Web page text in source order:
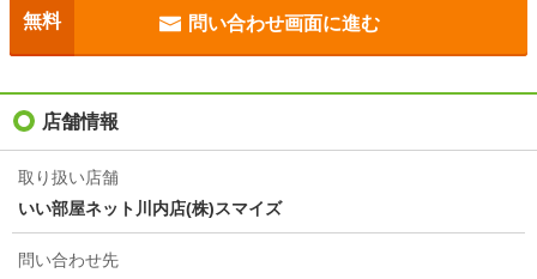
目安光熱費
入居
契約期間 普通借家 2年
損保
無料 問い合わせ画面に進む
店舗情報
取り扱い店舗
いい部屋ネット川内店(株)スマイズ
問い合わせ先